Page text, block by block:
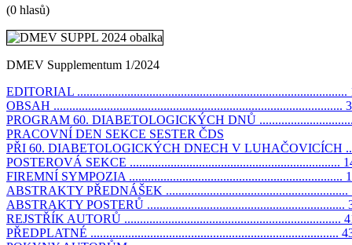
(0 hlasů)
DMEV Supplementum 1/2024
EDITORIAL ......................................................................................
OBSAH ............................................................................................ 3
PROGRAM 60. DIABETOLOGICKÝCH DNŮ
PRACOVNÍ DEN SEKCE SESTER ČDS
PŘI 60. DIABETOLOGICKÝCH DNECH V LUHAČOVICÍCH
POSTEROVÁ SEKCE ...................................................................
FIREMNÍ SYMPOZIA ....................................................................
ABSTRAKTY PŘEDNÁŠEK ..........................................................
ABSTRAKTY POSTERŮ ...............................................................
REJSTŘÍK AUTORŮ .....................................................................
PŘEDPLATNÉ ...............................................................................